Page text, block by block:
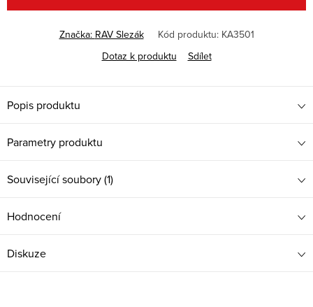
Značka: RAV Slezák Kód produktu: KA3501
Dotaz k produktu
Sdílet
Popis produktu
Parametry produktu
Související soubory (1)
Hodnocení
Diskuze